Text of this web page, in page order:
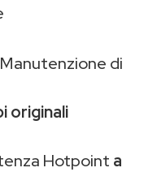
di
originali
Hotpoint a